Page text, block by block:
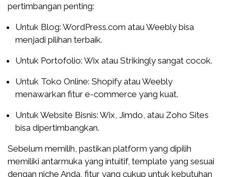
pertimbangan penting:
Untuk Blog: WordPress.com atau Weebly bisa
menjadi pilihan terbaik.
Untuk Portofolio: Wix atau Strikingly sangat cocok.
Untuk Toko Online: Shopify atau Weebly
menawarkan fitur e-commerce yang kuat.
Untuk Website Bisnis: Wix, Jimdo, atau Zoho Sites
bisa dipertimbangkan.
Sebelum memilih, pastikan platform yang dipilih
memiliki antarmuka yang intuitif, template yang sesuai
dengan niche Anda, fitur yang cukup untuk kebutuhan